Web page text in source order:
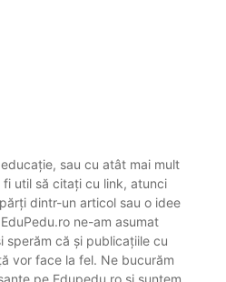
sau cu atât mai mult
util să citați cu link, atunci
dintr-un articol sau o idee
ne-am asumat
sperăm că și publicațiile cu
vor face la fel. Ne bucurăm
pe Edupedu.ro și suntem